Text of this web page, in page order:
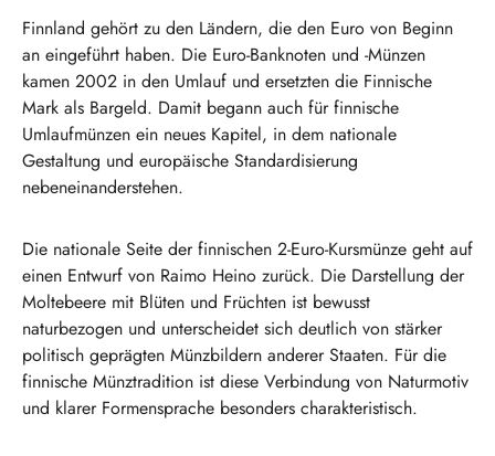
Finnland gehört zu den Ländern, die den Euro von Beginn
an eingeführt haben. Die Euro-Banknoten und -Münzen
kamen 2002 in den Umlauf und ersetzten die Finnische
Mark als Bargeld. Damit begann auch für finnische
Umlaufmünzen ein neues Kapitel, in dem nationale
Gestaltung und europäische Standardisierung
nebeneinanderstehen.
Die nationale Seite der finnischen 2-Euro-Kursmünze geht auf
einen Entwurf von Raimo Heino zurück. Die Darstellung der
Moltebeere mit Blüten und Früchten ist bewusst
naturbezogen und unterscheidet sich deutlich von stärker
politisch geprägten Münzbildern anderer Staaten. Für die
finnische Münztradition ist diese Verbindung von Naturmotiv
und klarer Formensprache besonders charakteristisch.